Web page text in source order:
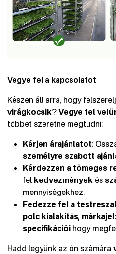
Vegye fel a kapcsolatot
Készen áll arra, hogy
virágkocsik? Vegye fel
többet szeretne megtudni:
Kérjen árajánlatot:
személyre szabott
Kérdezzen a tömeges
fel kedvezmények és
mennyiségekhez.
Fedezze fel a
polc kialakítás,
specifikációi hogy
Hadd legyünk az ön számára